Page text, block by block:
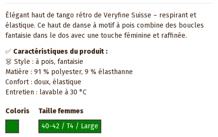
Élégant haut de tango rétro de Veryfine Suisse – respirant et
élastique. Ce haut de danse à motif à pois combine des boucles
fantaisie dans le dos avec une touche féminine et raffinée.
✅ Caractéristiques du produit :
👗 Style : à pois, fantaisie
Matière : 91 % polyester, 9 % élasthanne
Confort : doux, élastique
Entretien : lavable à 30 °C
Coloris
Noir et blanc
Taille femmes
40-42 / T4 / Large